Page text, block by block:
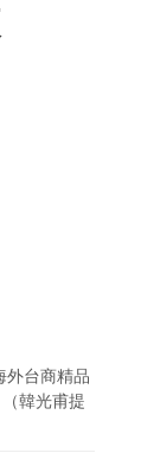
外台商精品
韓光甫提